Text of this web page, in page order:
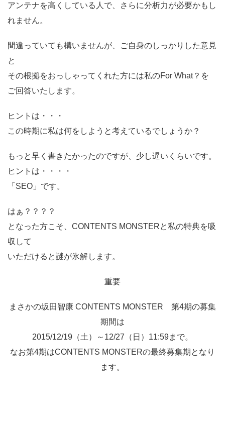
アンテナを高くしている人で、さらに分析力が必要かもし
れません。
間違っていても構いませんが、ご自身のしっかりした意見
と
その根拠をおっしゃってくれた方には私のFor What？を
ご回答いたします。
ヒントは・・・
この時期に私は何をしようと考えているでしょうか？
もっと早く書きたかったのですが、少し遅いくらいです。
ヒントは・・・・
「SEO」です。
はぁ？？？？
となった方こそ、CONTENTS MONSTERと私の特典を吸
収して
いただけると謎が氷解します。
重要
まさかの坂田智康 CONTENTS MONSTER 第4期の募集
期間は
2015/12/19（土）～12/27（日）11:59まで。
なお第4期はCONTENTS MONSTERの最終募集期 となり
ます。